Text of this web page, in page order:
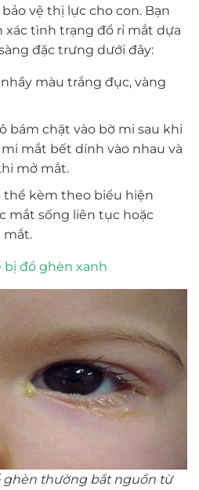
vệ thị lực cho con. Bạn
tình trạng đổ rỉ mắt dựa
đặc trưng dưới đây:
màu trắng đục, vàng
bám chặt vào bờ mi sau khi
mắt bết dính vào nhau và
mở mắt.
thể kèm theo biểu hiện
mắt sống liên tục hoặc
mắt.
bị đổ ghèn xanh
ghèn thường bắt nguồn từ